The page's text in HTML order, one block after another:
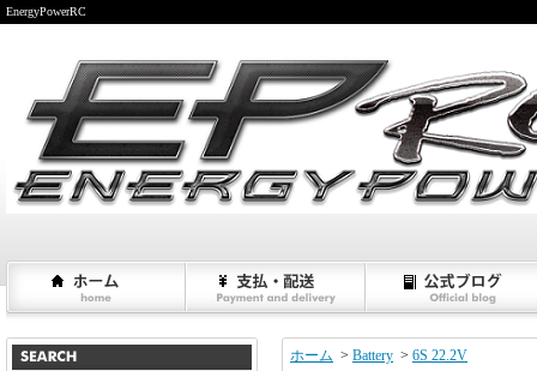
EnergyPowerRC
ホーム > Battery > 6S 22.2V